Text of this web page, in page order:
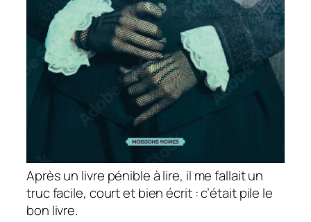
Après un livre pénible à lire, il me fallait un
truc facile, court et bien écrit : c’était pile le
bon livre.